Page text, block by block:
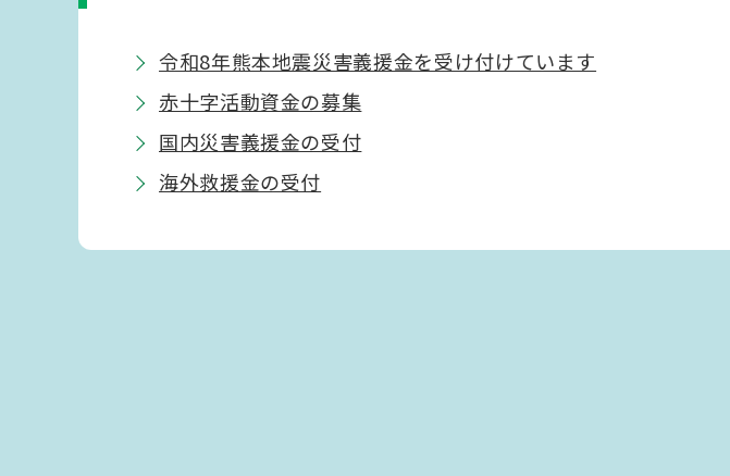
令和8年熊本地震災害義援金を受け付けています
赤十字活動資金の募集
国内災害義援金の受付
海外救援金の受付